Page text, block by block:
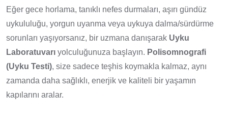
Eğer gece horlama, tanıklı nefes durmaları, aşırı gündüz
uykululuğu, yorgun uyanma veya uykuya dalma/sürdürme
sorunları yaşıyorsanız, bir uzmana danışarak Uyku
Laboratuvarı yolculuğunuza başlayın. Polisomnografi
(Uyku Testi), size sadece teşhis koymakla kalmaz, aynı
zamanda daha sağlıklı, enerjik ve kaliteli bir yaşamın
kapılarını aralar.